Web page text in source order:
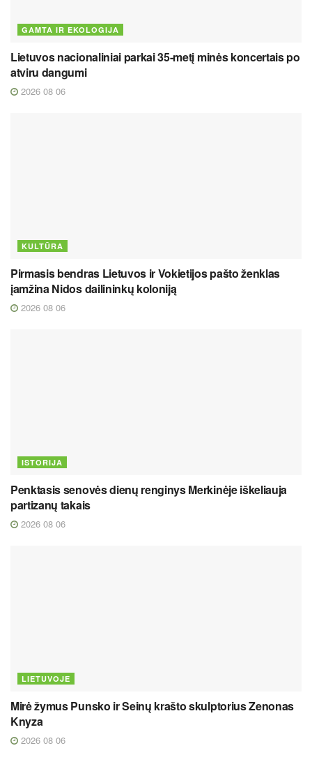
GAMTA IR EKOLOGIJA
Lietuvos nacionaliniai parkai 35-metį minės koncertais po
atviru dangumi
2026 08 06
KULTŪRA
Pirmasis bendras Lietuvos ir Vokietijos pašto ženklas
įamžina Nidos dailininkų koloniją
2026 08 06
ISTORIJA
Penktasis senovės dienų renginys Merkinėje iškeliauja
partizanų takais
2026 08 06
LIETUVOJE
Mirė žymus Punsko ir Seinų krašto skulptorius Zenonas
Knyza
2026 08 06